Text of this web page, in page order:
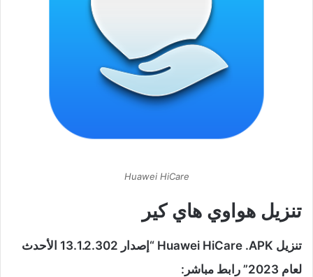
Huawei HiCare
تنزيل هواوي هاي كير
تنزيل Huawei HiCare .APK “إصدار 13.1.2.302 الأحدث
لعام 2023” رابط مباشر: